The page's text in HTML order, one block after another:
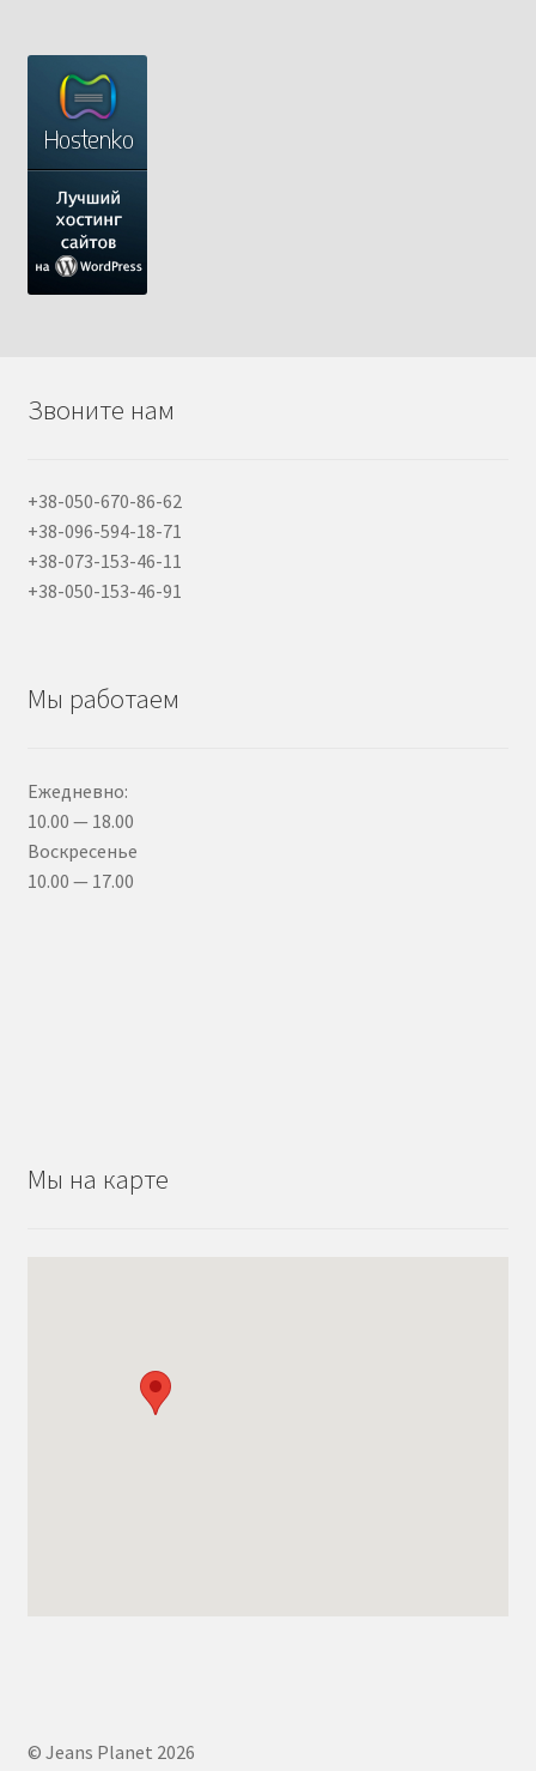
Звоните нам
+38-050-670-86-62
+38-096-594-18-71
+38-073-153-46-11
+38-050-153-46-91
Мы работаем
Ежедневно:
10.00 — 18.00
Воскресенье
10.00 — 17.00
Мы на карте
© Jeans Planet 2026